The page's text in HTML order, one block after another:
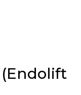
(Endolift